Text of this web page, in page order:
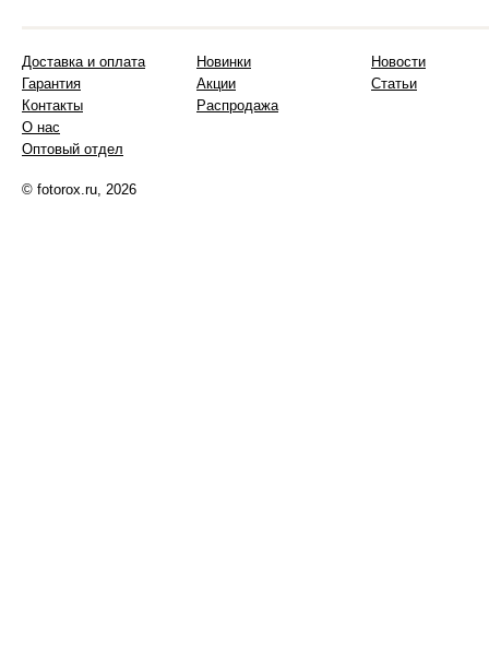
Доставка и оплата
Гарантия
Контакты
О нас
Оптовый отдел
Новинки
Акции
Распродажа
Новости
Статьи
© fotorox.ru, 2026